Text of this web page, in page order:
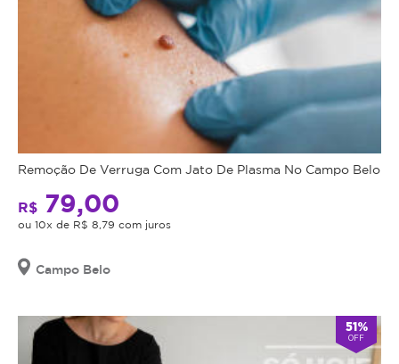
Remoção De Verruga Com Jato De Plasma No Campo Belo
R$ 79,00
ou 10x de R$ 8,79 com juros
Campo Belo
51%
OFF